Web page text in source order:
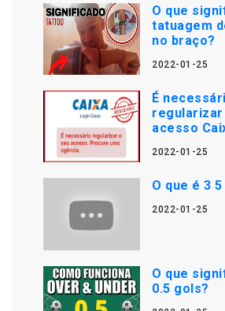
O que
tatuagem
no braço?
2022-01-25
É
regularizar
acesso
2022-01-25
O que é 3
2022-01-25
O que
0.5 gols?